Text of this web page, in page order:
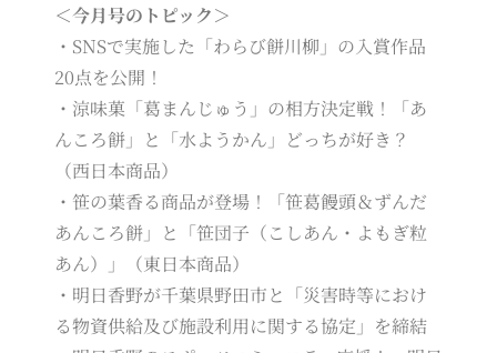
＜今月号のトピック＞
・SNSで実施した「わらび餅川柳」の入賞作品
20点を公開！
・涼味菓「葛まんじゅう」の相方決定戦！「あ
んころ餅」と「水ようかん」どっちが好き？
（西日本商品）
・笹の葉香る商品が登場！「笹葛饅頭＆ずんだ
あんころ餅」と「笹団子（こしあん・よもぎ粒
あん）」（東日本商品）
・明日香野が千葉県野田市と「災害時等におけ
る物資供給及び施設利用に関する協定」を締結